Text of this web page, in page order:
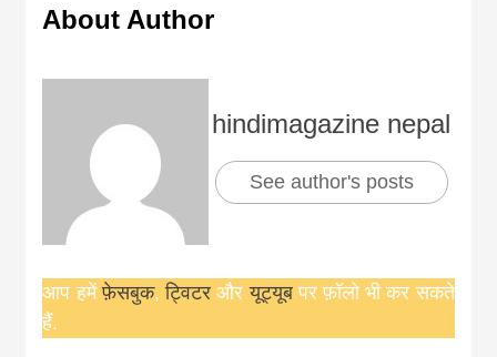
About Author
hindimagazine nepal
See author's posts
आप हमेंफ़ेसबुक,ट्विटरऔरयूट्यूबपर फ़ॉलो भी कर सकते
हैं.